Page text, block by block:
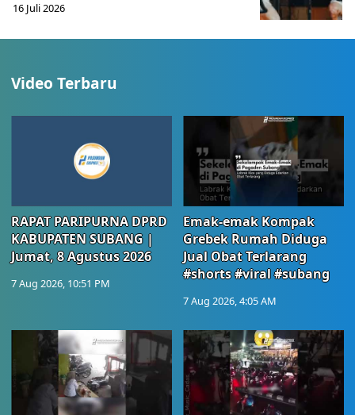
16 Juli 2026
Video Terbaru
RAPAT PARIPURNA DPRD
KABUPATEN SUBANG |
Jumat, 8 Agustus 2026
7 Aug 2026, 10:51 PM
Emak-emak Kompak
Grebek Rumah Diduga
Jual Obat Terlarang
#shorts #viral #subang
7 Aug 2026, 4:05 AM